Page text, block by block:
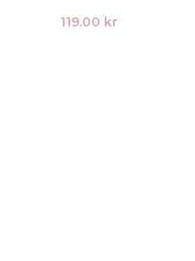
119.00 kr